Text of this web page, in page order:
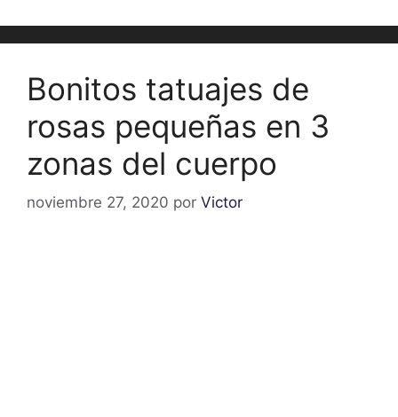
Bonitos tatuajes de
rosas pequeñas en 3
zonas del cuerpo
noviembre 27, 2020 por Victor